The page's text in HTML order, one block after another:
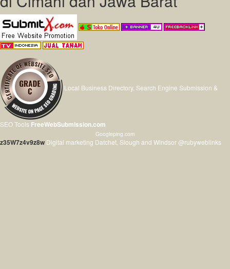
Local Business Directory, Search Engine Submission &
SEO Tools FreeWebSubmission.com
Googleping.com
z35W7z4v9z8w Digital marketing Datchet, Slough and Windsor @rubyweblinks